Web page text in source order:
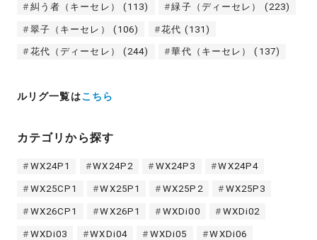
糾う者（キーセレ） (113) 緑子（ディーセレ） (223)
翠子（キーセレ） (106) 花代 (131)
花代（ディーセレ） (244) 華代（キーセレ） (137)
ルリグ一覧はこちら
カテゴリから探す
WX24P1 WX24P2 WX24P3 WX24P4
WX25CP1 WX25P1 WX25P2 WX25P3
WX26CP1 WX26P1 WXDi00 WXDi02
WXDi03 WXDi04 WXDi05 WXDi06